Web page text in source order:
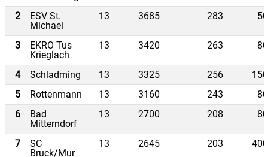
2
ESV St.
Michael
13 3685 283
3
EKRO Tus
Krieglach
13 3420 263
4 Schladming 13 3325 256
5
Rottenmann 13 3160 243
6
Bad
Mitterndorf
13 2700 208
7
SC
Bruck/Mur
13 2645 203